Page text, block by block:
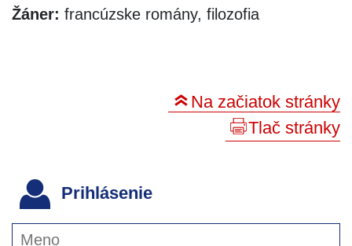
Žáner: francúzske romány, filozofia
Na začiatok stránky
Tlač stránky
Prihlásenie